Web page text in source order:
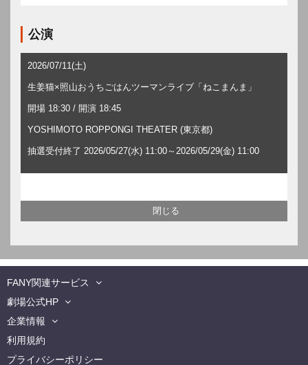
公演
2026/07/11(土)
生姜猫×照山おうちごはんツーマンライブ「ねこまんま」
開場 18:30 / 開演 18:45
YOSHIMOTO ROPPONGI THEATER (東京都)
抽選受付終了 2026/05/27(水) 11:00～2026/05/29(金) 11:00
FANY関連サービス
劇場公式HP
企業情報
利用規約
プライバシーポリシー